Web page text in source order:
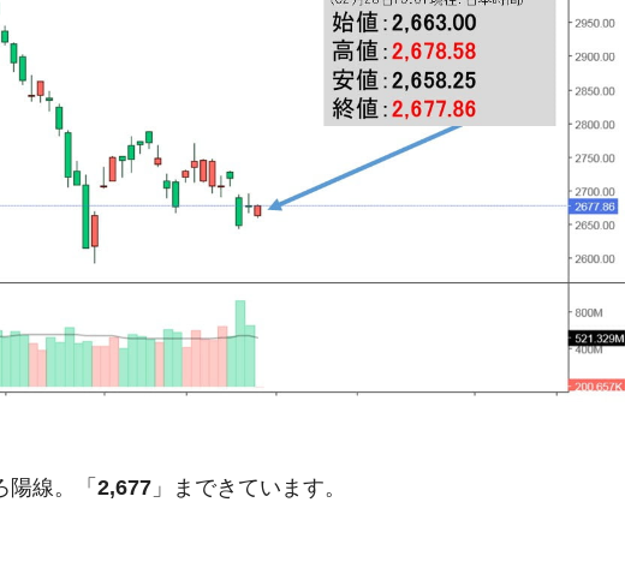
なって抗議活動」
増加させる ⇒ 中国の過剰生産が世界を蝕む。
」のウラで他業種は全般的「不調」⇒ PSIが示す現況は決して良くない。
者院が『クーパン』1人当たり賠償10万ウォンを認定 ⇒ 総額3兆7,000億
代駆逐艦「KDDX」1番艦、2032年竣工と公示
進！ 日米の協調に韓国がいっちょがみしたのでは。
助金を全廃 ⇒ 実は韓国で『BYD』車は売れている。6カ月で対前年同期比
規模のAIデータセンター整備」⇒ だから無理だってば。
ジETFの清算はほぼ終わった」
線。「 2,677 」まできています。